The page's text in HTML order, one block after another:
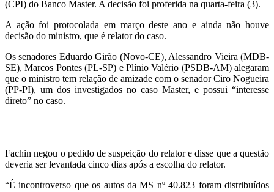
(CPI) do Banco Master. A decisão foi proferida na quarta-feira (3).
A ação foi protocolada em março deste ano e ainda não houve
decisão do ministro, que é relator do caso.
Os senadores Eduardo Girão (Novo-CE), Alessandro Vieira (MDB-
SE), Marcos Pontes (PL-SP) e Plínio Valério (PSDB-AM) alegaram
que o ministro tem relação de amizade com o senador Ciro Nogueira
(PP-PI), um dos investigados no caso Master, e possui “interesse
direto” no caso.
Fachin negou o pedido de suspeição do relator e disse que a questão
deveria ser levantada cinco dias após a escolha do relator.
“É incontroverso que os autos da MS nº 40.823 foram distribuídos